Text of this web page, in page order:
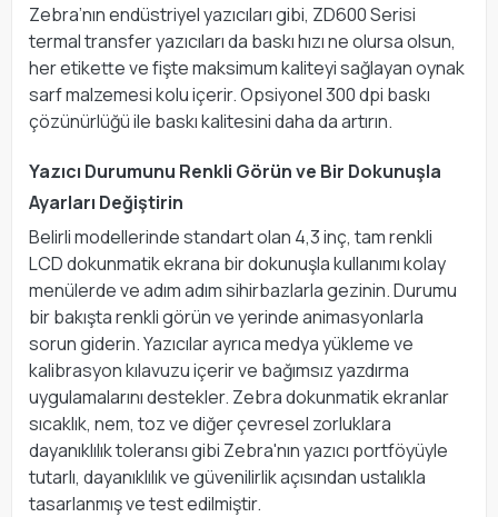
Zebra’nın endüstriyel yazıcıları gibi, ZD600 Serisi
termal transfer yazıcıları da baskı hızı ne olursa olsun,
her etikette ve fişte maksimum kaliteyi sağlayan oynak
sarf malzemesi kolu içerir. Opsiyonel 300 dpi baskı
çözünürlüğü ile baskı kalitesini daha da artırın.
Yazıcı Durumunu Renkli Görün ve Bir Dokunuşla
Ayarları Değiştirin
Belirli modellerinde standart olan 4,3 inç, tam renkli
LCD dokunmatik ekrana bir dokunuşla kullanımı kolay
menülerde ve adım adım sihirbazlarla gezinin. Durumu
bir bakışta renkli görün ve yerinde animasyonlarla
sorun giderin. Yazıcılar ayrıca medya yükleme ve
kalibrasyon kılavuzu içerir ve bağımsız yazdırma
uygulamalarını destekler. Zebra dokunmatik ekranlar
sıcaklık, nem, toz ve diğer çevresel zorluklara
dayanıklılık toleransı gibi Zebra'nın yazıcı portföyüyle
tutarlı, dayanıklılık ve güvenilirlik açısından ustalıkla
tasarlanmış ve test edilmiştir.